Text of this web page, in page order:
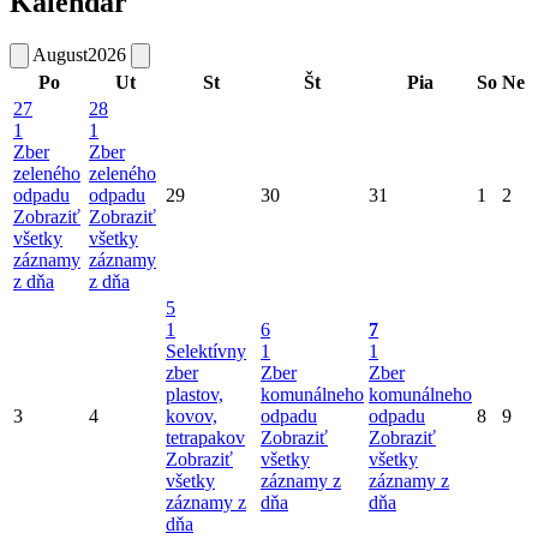
August2026
Po
Ut St Št Pia So Ne
27
1
Zber
zeleného
odpadu
Zobraziť
všetky
záznamy
z dňa
28
1
Zber
zeleného
odpadu
Zobraziť
všetky
záznamy
z dňa
29 30 31 1 2
3 4
5
1
Selektívny
zber
plastov,
kovov,
tetrapakov
Zobraziť
všetky
záznamy z
dňa
6
1
Zber
komunálneho
odpadu
Zobraziť
všetky
záznamy z
dňa
7
1
Zber
komunálneho
odpadu
Zobraziť
všetky
záznamy z
dňa
8 9